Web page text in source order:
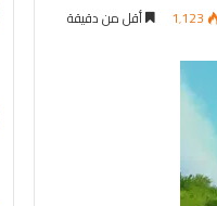
1٬123 أقل من دقيقة